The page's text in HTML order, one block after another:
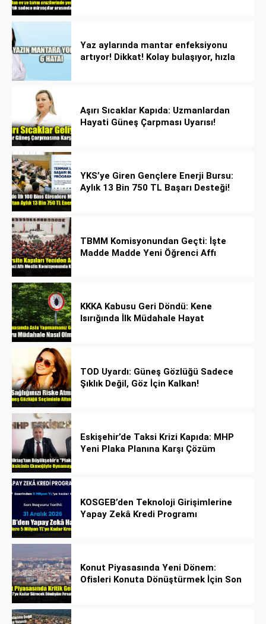
Yaz aylarında mantar enfeksiyonu
artıyor! Dikkat! Kolay bulaşıyor, hızla
Aşırı Sıcaklar Kapıda: Uzmanlardan
Hayati Güneş Çarpması Uyarısı!
YKS’ye Giren Gençlere Enerji Bursu:
Aylık 13 Bin 750 TL Başarı Desteği!
TBMM Komisyonundan Geçti: İşte
Madde Madde Yeni Öğrenci Affı
KKKA Kabusu Geri Döndü: Kene
Isırığında İlk Müdahale Hayat
TOD Uyardı: Güneş Gözlüğü Sadece
Şıklık Değil, Göz İçin Kalkan!
Eskişehir’de Taksi Krizi Kapıda: MHP
Yeni Plaka Planına Karşı Çözüm
KOSGEB’den Teknoloji Girişimlerine
Yapay Zekâ Kredi Programı
Konut Piyasasında Yeni Dönem:
Ofisleri Konuta Dönüştürmek İçin Son